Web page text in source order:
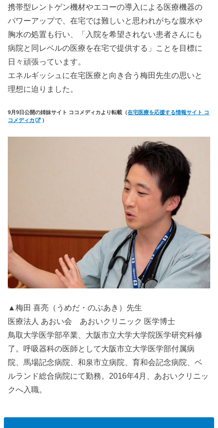
携帯型レントゲン機材やエコーの導入による医療機器の
パワーアップで、在宅では難しいと思われがちな腹水や
胸水の処置も行い、「入院を希望されない患者さんにも
病院と同レベルの医療を在宅で提供する」ことを目標に
日々頑張っています。
エネルギッシュに在宅医療と向き合う梅田先生の思いと
理想に迫りました。
9月9日公開の姉妹サイト ココメディカより転載（在宅医療を応援する情報サイト コ
コメディカ
）
▲梅田 喜亮（うめだ・のぶあき）先生
医療法人 あおい会 あおいクリニック 医学博士
鳥取大学医学部卒業、大阪市立大学大学院医学研究科修
了。呼吸器科の医師として大阪市立大学医学部付属病
院、馬場記念病院、和泉市立病院、育和会記念病院、ベ
ルランド総合病院にて勤務。2016年4月、あおいクリニッ
クへ入職。